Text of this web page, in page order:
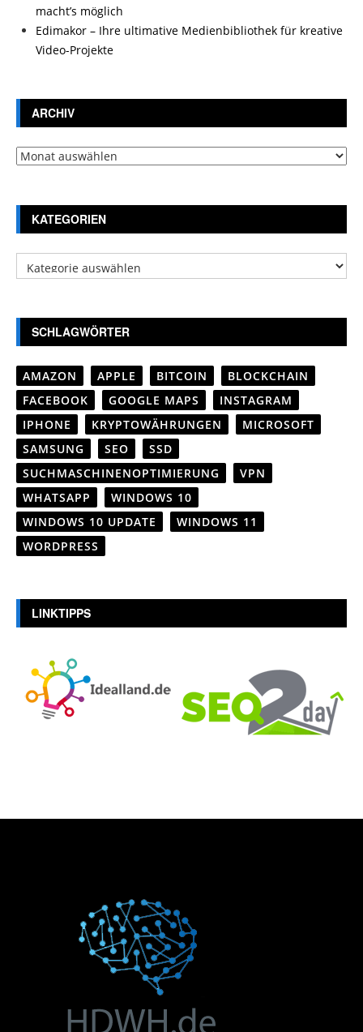
macht’s möglich
Edimakor – Ihre ultimative Medienbibliothek für kreative
Video-Projekte
ARCHIV
Archiv
KATEGORIEN
Kategorien
SCHLAGWÖRTER
AMAZON APPLE BITCOIN
BLOCKCHAIN
FACEBOOK
GOOGLE MAPS
INSTAGRAM
IPHONE
KRYPTOWÄHRUNGEN
MICROSOFT
SAMSUNG
SEO
SSD
SUCHMASCHINENOPTIMIERUNG
VPN
WHATSAPP
WINDOWS 10
WINDOWS 10 UPDATE
WINDOWS 11
WORDPRESS
LINKTIPPS